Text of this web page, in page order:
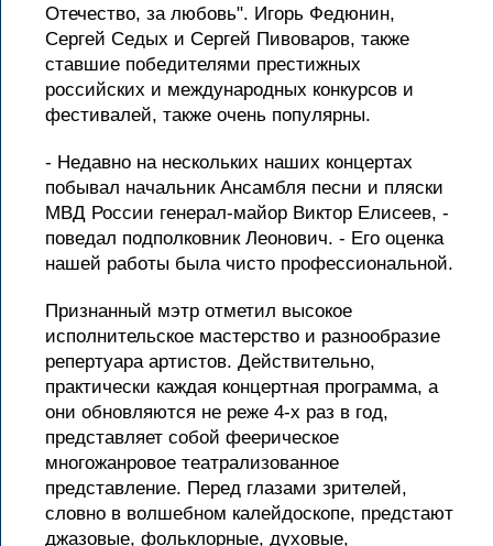
Отечество, за любовь". Игорь Федюнин,
Сергей Седых и Сергей Пивоваров, также
ставшие победителями престижных
российских и международных конкурсов и
фестивалей, также очень популярны.
- Недавно на нескольких наших концертах
побывал начальник Ансамбля песни и пляски
МВД России генерал-майор Виктор Елисеев, -
поведал подполковник Леонович. - Его оценка
нашей работы была чисто профессиональной.
Признанный мэтр отметил высокое
исполнительское мастерство и разнообразие
репертуара артистов. Действительно,
практически каждая концертная программа, а
они обновляются не реже 4-х раз в год,
представляет собой феерическое
многожанровое театрализованное
представление. Перед глазами зрителей,
словно в волшебном калейдоскопе, предстают
джазовые, фольклорные, духовые,